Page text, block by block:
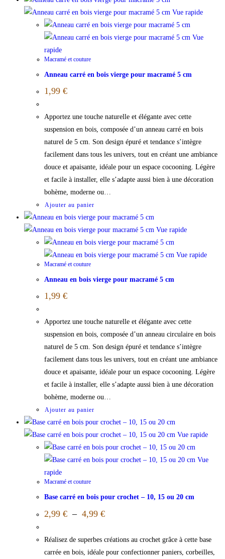
Vue rapide
Vue
rapide
Macramé et couture
Anneau carré en bois vierge pour macramé 5 cm
1,99 €
Apportez une touche naturelle et élégante avec cette
suspension en bois, composée d’un anneau carré en bois
naturel de 5 cm. Son design épuré et tendance s’intègre
facilement dans tous les univers, tout en créant une ambiance
douce et apaisante, idéale pour un espace cocooning. Légère
et facile à installer, elle s’adapte aussi bien à une décoration
bohème, moderne ou…
Ajouter au panier
Vue rapide
Vue rapide
Macramé et couture
Anneau en bois vierge pour macramé 5 cm
1,99 €
Apportez une touche naturelle et élégante avec cette
suspension en bois, composée d’un anneau circulaire en bois
naturel de 5 cm. Son design épuré et tendance s’intègre
facilement dans tous les univers, tout en créant une ambiance
douce et apaisante, idéale pour un espace cocooning. Légère
et facile à installer, elle s’adapte aussi bien à une décoration
bohème, moderne ou…
Ajouter au panier
Vue rapide
Vue
rapide
Macramé et couture
Base carré en bois pour crochet – 10, 15 ou 20 cm
2,99 € – 4,99 €
Réalisez de superbes créations au crochet grâce à cette base
carrée en bois, idéale pour confectionner paniers, corbeilles,